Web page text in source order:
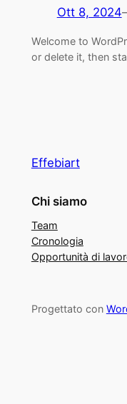
Ott 8, 2024
Welcome to
or delete it, then
Effebiart
Chi siamo
Team
Cronologia
Opportunità di
Progettato con